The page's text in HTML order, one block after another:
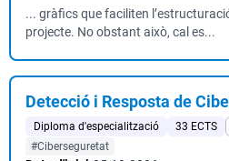
... gràfics que faciliten
projecte. No obstant això, cal es...
Detecció i Resposta de
Diploma d'especialització 33 ECTS
#Ciberseguretat